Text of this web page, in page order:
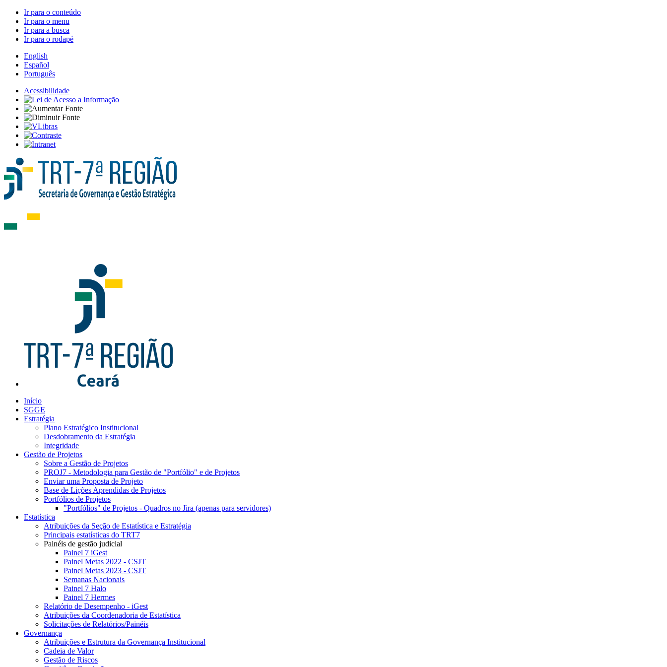
Ir para o conteúdo
Ir para o menu
Ir para a busca
Ir para o rodapé
English
Español
Português
Acessibilidade
Início
SGGE
Estratégia
Plano Estratégico Institucional
Desdobramento da Estratégia
Integridade
Gestão de Projetos
Sobre a Gestão de Projetos
PROJ7 - Metodologia para Gestão de "Portfólio" e de Projetos
Enviar uma Proposta de Projeto
Base de Lições Aprendidas de Projetos
Portfólios de Projetos
"Portfólios" de Projetos - Quadros no Jira (apenas para servidores)
Estatística
Atribuições da Seção de Estatística e Estratégia
Principais estatísticas do TRT7
Painéis de gestão judicial
Painel 7 iGest
Painel Metas 2022 - CSJT
Painel Metas 2023 - CSJT
Semanas Nacionais
Painel 7 Halo
Painel 7 Hermes
Relatório de Desempenho - iGest
Atribuições da Coordenadoria de Estatística
Solicitações de Relatórios/Painéis
Governança
Atribuições e Estrutura da Governança Institucional
Cadeia de Valor
Gestão de Riscos